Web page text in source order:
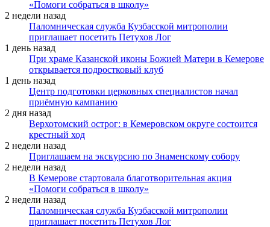
«Помоги собраться в школу»
2 недели назад
Паломническая служба Кузбасской митрополии
приглашает посетить Петухов Лог
1 день назад
При храме Казанской иконы Божией Матери в Кемерове
открывается подростковый клуб
1 день назад
Центр подготовки церковных специалистов начал
приёмную кампанию
2 дня назад
Верхотомский острог: в Кемеровском округе состоится
крестный ход
2 недели назад
Приглашаем на экскурсию по Знаменскому собору
2 недели назад
В Кемерове стартовала благотворительная акция
«Помоги собраться в школу»
2 недели назад
Паломническая служба Кузбасской митрополии
приглашает посетить Петухов Лог